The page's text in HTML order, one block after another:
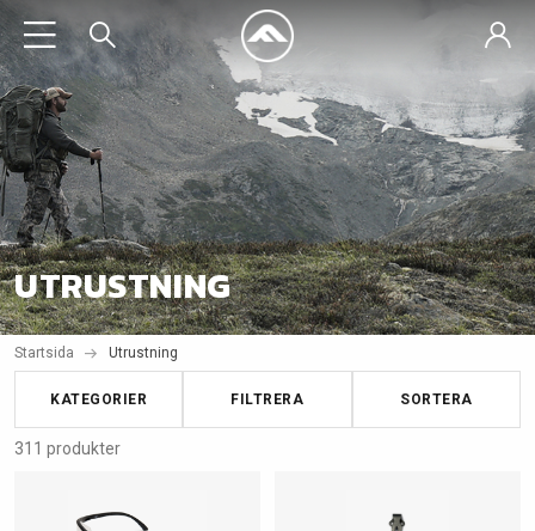
UTRUSTNING
Startsida Utrustning
KATEGORIER FILTRERA SORTERA
311 produkter